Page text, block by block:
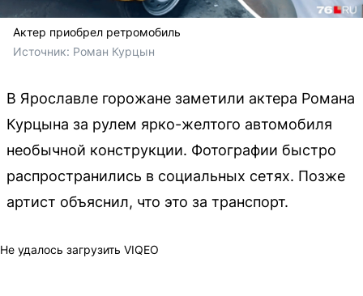
Актер приобрел ретромобиль
Источник: Роман Курцын
В Ярославле горожане заметили актера Романа
Курцына за рулем ярко-желтого автомобиля
необычной конструкции. Фотографии быстро
распространились в социальных сетях. Позже
артист объяснил, что это за транспорт.
Не удалось загрузить VIQEO